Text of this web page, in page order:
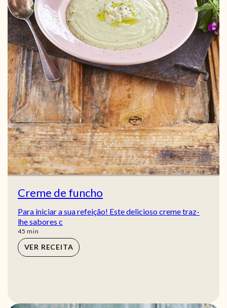
Creme de funcho
Para iniciar a sua refeição! Este delicioso creme traz-
lhe sabores c
45 min
min
VER RECEITA